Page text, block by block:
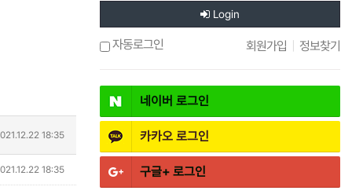
18:35
18:35
Login
자동로그인 회원가입 정보찾기
네이버 로그인
카카오 로그인
구글+ 로그인